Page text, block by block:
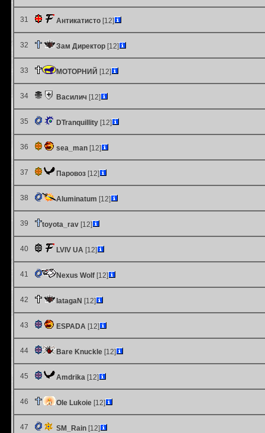
31 Антикатисто [12]
32 Зам Директор [12]
33 МОТОРНИЙ [12]
34 Василич [12]
35 DTranquillity [12]
36 sea_man [12]
37 Паровоз [12]
38 Aluminatum [12]
39 toyota_rav [12]
40 LVIV UA [12]
41 Nexus Wolf [12]
42 IatagaN [12]
43 ESPADA [12]
44 Bare Knuckle [12]
45 Amdrika [12]
46 Ole Lukoie [12]
47 SM_Rain [12]